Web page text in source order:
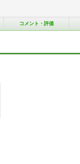
コメント・評価